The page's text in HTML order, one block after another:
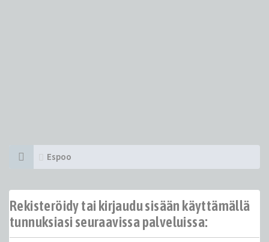
Espoo
Rekisteröidy tai kirjaudu sisään käyttämällä
tunnuksiasi seuraavissa palveluissa: